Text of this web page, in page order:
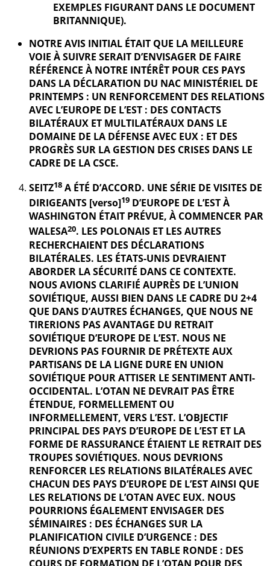
EXEMPLES FIGURANT DANS LE DOCUMENT
BRITANNIQUE).
NOTRE AVIS INITIAL ÉTAIT QUE LA MEILLEURE
VOIE À SUIVRE SERAIT D’ENVISAGER DE FAIRE
RÉFÉRENCE À NOTRE INTÉRÊT POUR CES PAYS
DANS LA DÉCLARATION DU NAC MINISTÉRIEL DE
PRINTEMPS : UN RENFORCEMENT DES RELATIONS
AVEC L’EUROPE DE L’EST : DES CONTACTS
BILATÉRAUX ET MULTILATÉRAUX DANS LE
DOMAINE DE LA DÉFENSE AVEC EUX : ET DES
PROGRÈS SUR LA GESTION DES CRISES DANS LE
CADRE DE LA CSCE.
SEITZ18 A ÉTÉ D’ACCORD. UNE SÉRIE DE VISITES DE
DIRIGEANTS [verso]19 D’EUROPE DE L’EST À
WASHINGTON ÉTAIT PRÉVUE, À COMMENCER PAR
WALESA20. LES POLONAIS ET LES AUTRES
RECHERCHAIENT DES DÉCLARATIONS
BILATÉRALES. LES ÉTATS-UNIS DEVRAIENT
ABORDER LA SÉCURITÉ DANS CE CONTEXTE.
NOUS AVIONS CLARIFIÉ AUPRÈS DE L’UNION
SOVIÉTIQUE, AUSSI BIEN DANS LE CADRE DU 2+4
QUE DANS D’AUTRES ÉCHANGES, QUE NOUS NE
TIRERIONS PAS AVANTAGE DU RETRAIT
SOVIÉTIQUE D’EUROPE DE L’EST. NOUS NE
DEVRIONS PAS FOURNIR DE PRÉTEXTE AUX
PARTISANS DE LA LIGNE DURE EN UNION
SOVIÉTIQUE POUR ATTISER LE SENTIMENT ANTI-
OCCIDENTAL. L’OTAN NE DEVRAIT PAS ÊTRE
ÉTENDUE, FORMELLEMENT OU
INFORMELLEMENT, VERS L’EST. L’OBJECTIF
PRINCIPAL DES PAYS D’EUROPE DE L’EST ET LA
FORME DE RASSURANCE ÉTAIENT LE RETRAIT DES
TROUPES SOVIÉTIQUES. NOUS DEVRIONS
RENFORCER LES RELATIONS BILATÉRALES AVEC
CHACUN DES PAYS D’EUROPE DE L’EST AINSI QUE
LES RELATIONS DE L’OTAN AVEC EUX. NOUS
POURRIONS ÉGALEMENT ENVISAGER DES
SÉMINAIRES : DES ÉCHANGES SUR LA
PLANIFICATION CIVILE D’URGENCE : DES
RÉUNIONS D’EXPERTS EN TABLE RONDE : DES